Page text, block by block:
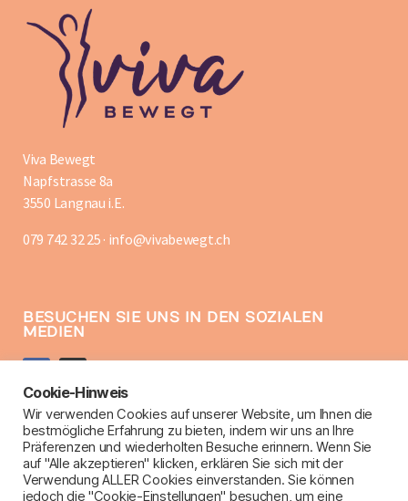
Viva Bewegt
Napfstrasse 8a
3550 Langnau i.E.
079 742 32 25 · info@vivabewegt.ch
BESUCHEN SIE UNS IN DEN SOZIALEN
MEDIEN
RECHTLICHE HINWEISE
Datenschutzerklärung
Impressum
Cookie-Hinweis
Wir verwenden Cookies auf unserer Website, um Ihnen die
bestmögliche Erfahrung zu bieten, indem wir uns an Ihre
Präferenzen und wiederholten Besuche erinnern. Wenn Sie
auf "Alle akzeptieren" klicken, erklären Sie sich mit der
Verwendung ALLER Cookies einverstanden. Sie können
jedoch die "Cookie-Einstellungen" besuchen, um eine